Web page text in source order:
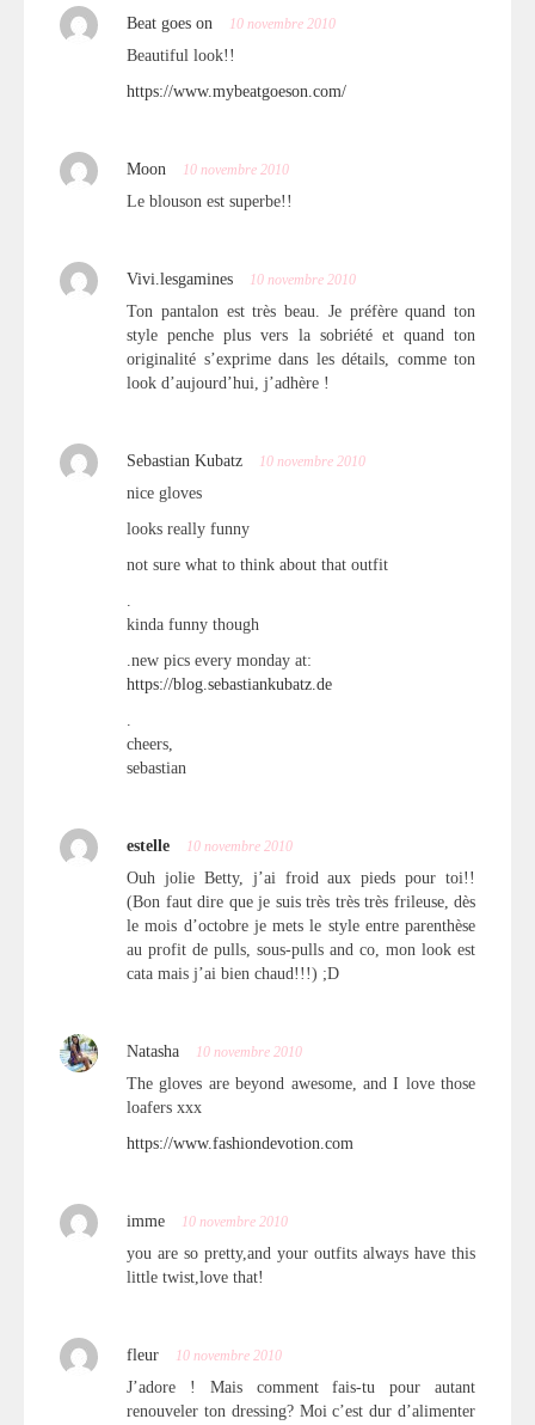
Beat goes on 10 novembre 2010
Beautiful look!!
https://www.mybeatgoeson.com/
Moon 10 novembre 2010
Le blouson est superbe!!
Vivi.lesgamines 10 novembre 2010
Ton pantalon est très beau. Je préfère quand ton
style penche plus vers la sobriété et quand ton
originalité s’exprime dans les détails, comme ton
look d’aujourd’hui, j’adhère !
Sebastian Kubatz 10 novembre 2010
nice gloves
looks really funny
not sure what to think about that outfit
kinda funny though
.new pics every monday at:
https://blog.sebastiankubatz.de
cheers,
sebastian
estelle 10 novembre 2010
Ouh jolie Betty, j’ai froid aux pieds pour toi!!
(Bon faut dire que je suis très très très frileuse, dès
le mois d’octobre je mets le style entre parenthèse
au profit de pulls, sous-pulls and co, mon look est
cata mais j’ai bien chaud!!!) ;D
Natasha 10 novembre 2010
The gloves are beyond awesome, and I love those
loafers xxx
https://www.fashiondevotion.com
imme 10 novembre 2010
you are so pretty,and your outfits always have this
little twist,love that!
fleur 10 novembre 2010
J’adore ! Mais comment fais-tu pour autant
renouveler ton dressing? Moi c’est dur d’alimenter